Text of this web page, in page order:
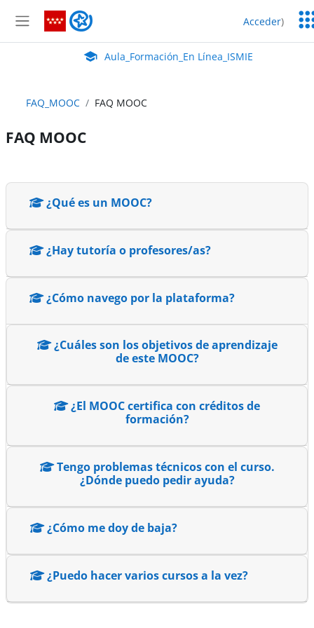
Panel lateral
Aula_Formación_En Línea_ISMIE Acceder)
Aula Virtual de EducaMadrid:
Aula_Formación_En Línea_ISMIE
FAQ_MOOC FAQ MOOC
FAQ MOOC
¿Qué es un MOOC?
¿Hay tutoría o profesores/as?
¿Cómo navego por la plataforma?
¿Cuáles son los objetivos de aprendizaje
de este MOOC?
¿El MOOC certifica con créditos de
formación?
Tengo problemas técnicos con el curso.
¿Dónde puedo pedir ayuda?
¿Cómo me doy de baja?
¿Puedo hacer varios cursos a la vez?